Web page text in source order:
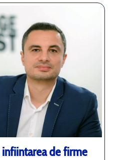
de firme